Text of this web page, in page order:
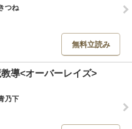
つね
無料立読み
導<オーバーレイズ>
乃下